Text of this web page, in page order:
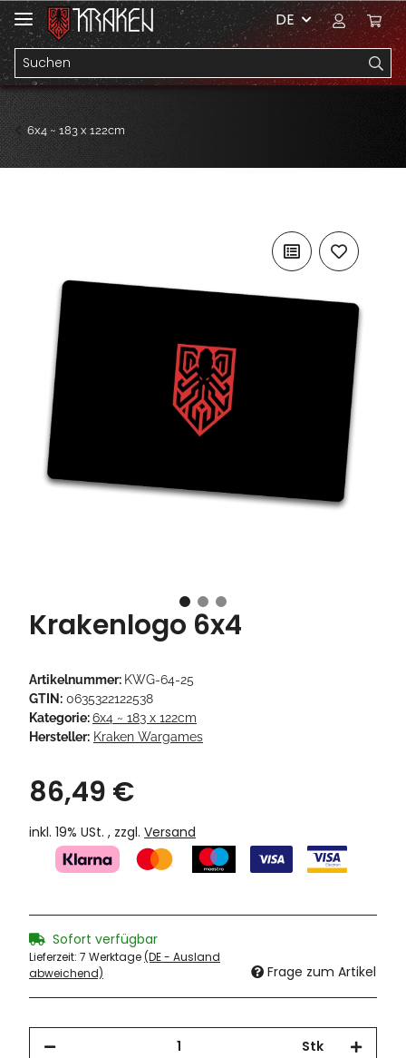
DE
6x4 ~ 183 x 122cm
Krakenlogo 6x4
Artikelnummer: KWG-64-25
GTIN: 0635322122538
Kategorie:6x4 ~ 183 x 122cm
Hersteller: Kraken Wargames
86,49 €
inkl. 19% USt. , zzgl. Versand
Sofort verfügbar
Lieferzeit: 7 Werktage(DE - Ausland
abweichend)
Frage zum Artikel
Stk